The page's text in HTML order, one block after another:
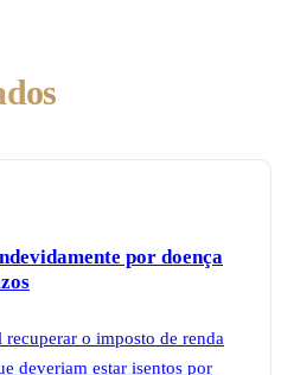
por doença
o imposto de renda
deveriam estar isentos por